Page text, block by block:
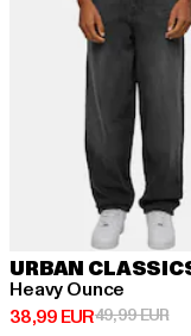
URBAN
Heavy Ounce
38,99 EUR
Derzeitiger Preis:
49,99 EUR